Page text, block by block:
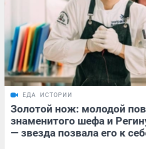
ЕДА ИСТОРИИ
Золотой нож: молодой
знаменитого шефа и
— звезда позвала его к